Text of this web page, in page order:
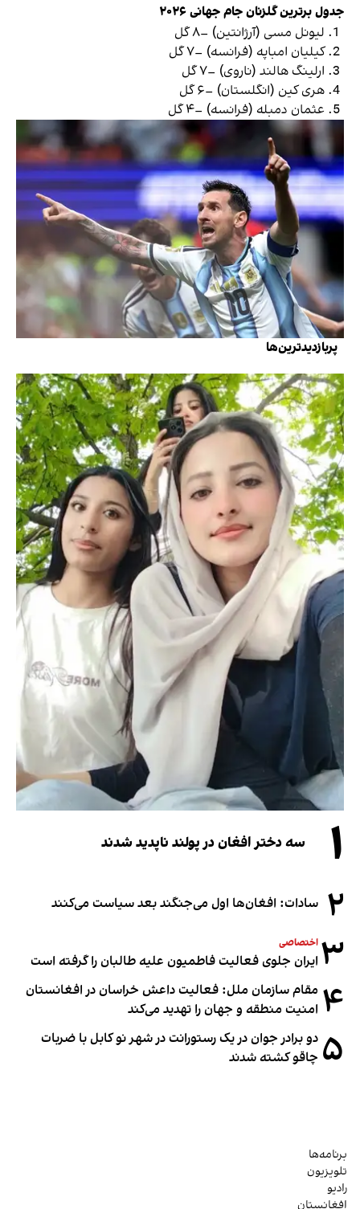
جدول برترین گلزنان جام جهانی ۲۰۲۶
لیونل مسی (آرژانتین) –۸ گل
کیلیان امباپه (فرانسه) –۷ گل
ارلینگ هالند (ناروی) –۷ گل
هری کین (انگلستان) –۶ گل
عثمان دمبله (فرانسه) –۴ گل
پربازدیدترین‌ها
۱ سه دختر افغان در پولند ناپدید شدند
۲ سادات: افغان‌ها اول می‌جنگند بعد سیاست می‌کنند
۳ اختصاصی
ایران جلوی فعالیت فاطمیون علیه طالبان را گرفته است
۴ مقام سازمان ملل: فعالیت داعش خراسان در افغانستان
امنیت منطقه و جهان را تهدید می‌کند
۵ دو برادر جوان در یک رستورانت در شهر نو کابل با ضربات
چاقو کشته شدند
برنامه‌ها
تلویزیون
رادیو
افغانستان